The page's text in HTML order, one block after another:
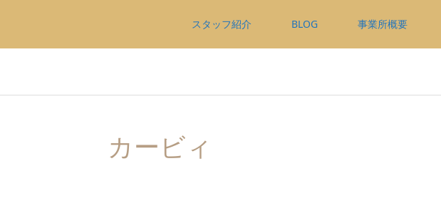
スタッフ紹介 BLOG 事業所概要
カービィ